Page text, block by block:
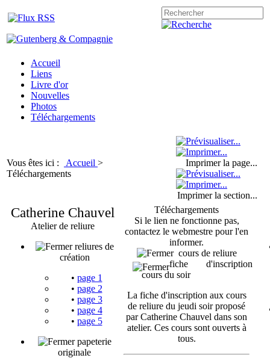
Accueil
Liens
Livre d'or
Nouvelles
Photos
Téléchargements
Vous êtes ici : Accueil >
Téléchargements
Imprimer la page...
Imprimer la section...
Catherine Chauvel
Atelier de reliure
reliures de
création
• page 1
• page 2
• page 3
• page 4
• page 5
papeterie
originale
Téléchargements
Si le lien ne fonctionne pas,
contactez le webmestre pour l'en
informer.
cours de reliure
fiche d'inscription
cours du soir
La fiche d'inscription aux cours
de reliure du jeudi soir proposé
par Catherine Chauvel dans son
atelier. Ces cours sont ouverts à
tous.